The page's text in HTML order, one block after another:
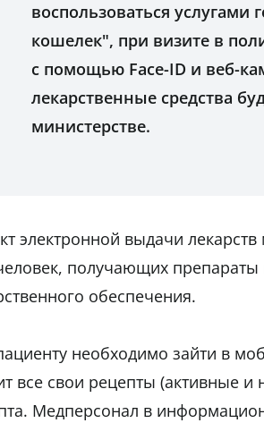
воспользоваться услугами
кошелек", при визите в
с помощью Face-ID и веб-
лекарственные средства
министерстве.
электронной выдачи
получающих препараты
обеспечения.
необходимо зайти в
все свои рецепты (активные и
Медперсонал в